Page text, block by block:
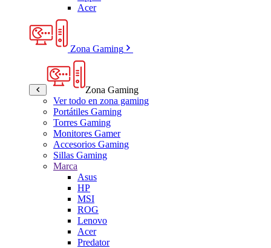
Acer
Zona Gaming
Zona Gaming
Ver todo en zona gaming
Portátiles Gaming
Torres Gaming
Monitores Gamer
Accesorios Gaming
Sillas Gaming
Marca
Asus
HP
MSI
ROG
Lenovo
Acer
Predator